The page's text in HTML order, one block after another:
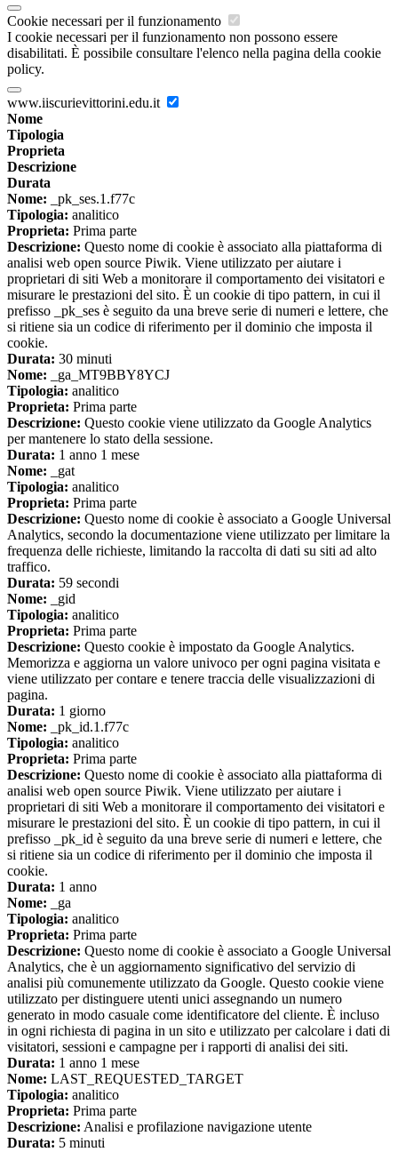
Cookie necessari per il funzionamento
I cookie necessari per il funzionamento non possono essere
disabilitati. È possibile consultare l'elenco nella pagina della cookie
policy.
www.iiscurievittorini.edu.it
Nome
Tipologia
Proprieta
Descrizione
Durata
Nome: _pk_ses.1.f77c
Tipologia: analitico
Proprieta: Prima parte
Descrizione: Questo nome di cookie è associato alla piattaforma di
analisi web open source Piwik. Viene utilizzato per aiutare i
proprietari di siti Web a monitorare il comportamento dei visitatori e
misurare le prestazioni del sito. È un cookie di tipo pattern, in cui il
prefisso _pk_ses è seguito da una breve serie di numeri e lettere, che
si ritiene sia un codice di riferimento per il dominio che imposta il
cookie.
Durata: 30 minuti
Nome: _ga_MT9BBY8YCJ
Tipologia: analitico
Proprieta: Prima parte
Descrizione: Questo cookie viene utilizzato da Google Analytics
per mantenere lo stato della sessione.
Durata: 1 anno 1 mese
Nome: _gat
Tipologia: analitico
Proprieta: Prima parte
Descrizione: Questo nome di cookie è associato a Google Universal
Analytics, secondo la documentazione viene utilizzato per limitare la
frequenza delle richieste, limitando la raccolta di dati su siti ad alto
traffico.
Durata: 59 secondi
Nome: _gid
Tipologia: analitico
Proprieta: Prima parte
Descrizione: Questo cookie è impostato da Google Analytics.
Memorizza e aggiorna un valore univoco per ogni pagina visitata e
viene utilizzato per contare e tenere traccia delle visualizzazioni di
pagina.
Durata: 1 giorno
Nome: _pk_id.1.f77c
Tipologia: analitico
Proprieta: Prima parte
Descrizione: Questo nome di cookie è associato alla piattaforma di
analisi web open source Piwik. Viene utilizzato per aiutare i
proprietari di siti Web a monitorare il comportamento dei visitatori e
misurare le prestazioni del sito. È un cookie di tipo pattern, in cui il
prefisso _pk_id è seguito da una breve serie di numeri e lettere, che
si ritiene sia un codice di riferimento per il dominio che imposta il
cookie.
Durata: 1 anno
Nome: _ga
Tipologia: analitico
Proprieta: Prima parte
Descrizione: Questo nome di cookie è associato a Google Universal
Analytics, che è un aggiornamento significativo del servizio di
analisi più comunemente utilizzato da Google. Questo cookie viene
utilizzato per distinguere utenti unici assegnando un numero
generato in modo casuale come identificatore del cliente. È incluso
in ogni richiesta di pagina in un sito e utilizzato per calcolare i dati di
visitatori, sessioni e campagne per i rapporti di analisi dei siti.
Durata: 1 anno 1 mese
Nome: LAST_REQUESTED_TARGET
Tipologia: analitico
Proprieta: Prima parte
Descrizione: Analisi e profilazione navigazione utente
Durata: 5 minuti